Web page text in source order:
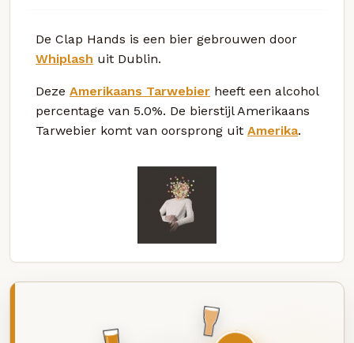
De Clap Hands is een bier gebrouwen door
Whiplash uit Dublin.
Deze Amerikaans Tarwebier heeft een alcohol
percentage van 5.0%. De bierstijl Amerikaans
Tarwebier komt van oorsprong uit Amerika.